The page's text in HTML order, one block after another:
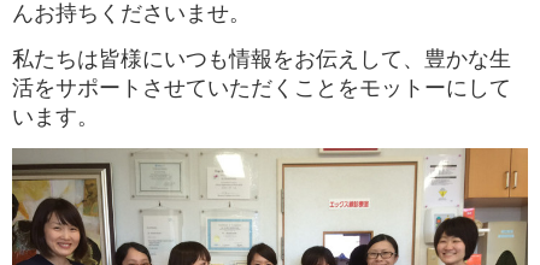
んお持ちくださいませ。
私たちは皆様にいつも情報をお伝えして、豊かな生
活をサポートさせていただくことをモットーにして
います。